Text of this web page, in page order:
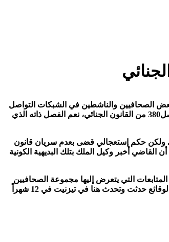
الصحافيين والناشطين في الشبكات التواصل
الاجتماعي حيث كانت هناك تراجعات ونقوص في مجال الحقوق والحريات بسبب هذه الاحتهادات من قبل النيابة العامة بتيزنيت التي تتابع كذلك علي تياسير بالفصل380 من القانون الجنائي، نعم الفصل ذاته الذي
ولكن حكم إستعجالي قضى بعدم سريان قانون
أخبر وكيل الملك بتلك البديهية الكونية
التي يتعرض إليها مجموعة الصحافيين
“كل هذه الوقائع حدثت وتحدث هنا في تيزنيت في 12 شهراً